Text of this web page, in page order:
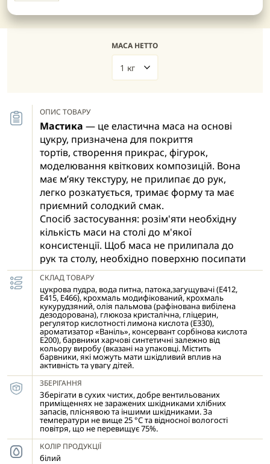
МАСА НЕТТО
1 кг
ОПИС ТОВАРУ
Мастика — це еластична маса на основі
цукру, призначена для покриття
тортів, створення прикрас, фігурок,
моделювання квіткових композицій. Вона
має м’яку текстуру, не прилипає до рук,
легко розкатується, тримає форму та має
приємний солодкий смак.
Спосіб застосування: розім'яти необхідну
кількість маси на столі до м'якої
консистенції. Щоб маса не прилипала до
рук та столу, необхідно поверхню посипати
цукровою пудрою. Розкачати шар маси до
необхідної товщини. Отриманий пласт
покласти на торт, тістечко. Поверхня
попередньо змащується тонким шаром
джему, крему чи цукровим сиропом (для
щільного прилягання).
СКЛАД ТОВАРУ
цукрова пудра, вода питна, патока,загущувачі (Е412,
Е415, Е466), крохмаль модифікований, крохмаль
кукурудзяний, олія пальмова (рафінована вибілена
дезодорована), глюкозa кристалічна, гліцерин,
регулятор кислотності лимона кислота (Е330),
ароматизатор «Ваніль», консервант сорбінова кислота
Е200), барвники харчові синтетичні залежно від
кольору виробу (вказані на упаковці. Містить
барвники, які можуть мати шкідливий вплив на
активність та увагу дітей.
ЗБЕРІГАННЯ
Зберігати в сухих чистих, добре вентильованих
приміщеннях не заражених шкідниками хлібних
запасів, пліснявою та іншими шкідниками. За
температури не вище 25 °С та відносної вологості
повітря, що не перевищує 75%.
КОЛІР ПРОДУКЦІЇ
білий